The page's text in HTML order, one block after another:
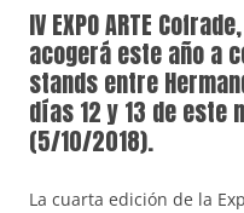
IV EXPO ARTE
acogerá este año a
stands entre
días 12 y 13 de este
(5/10/2018).
La cuarta edición de la